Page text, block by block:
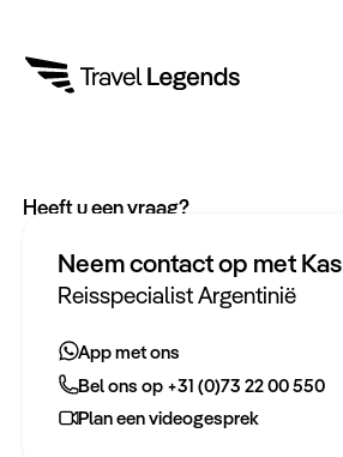
Neem contact op met Kas
Reisspecialist Argentinië
App met ons
Bel ons op +31 (0)73 22 00 550
Plan een videogesprek
Heeft u een vraag?
Bel ons op +31 (0)73 22 00 550
Plan een videogesprek
Meer informatie
Keurmerken